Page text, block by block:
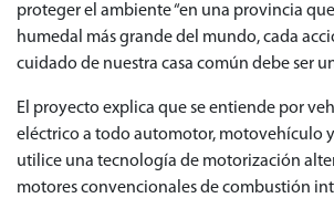
proteger el ambiente “en una provincia
humedal más grande del mundo, cada
cuidado de nuestra casa común debe ser
El proyecto explica que se entiende por
eléctrico a todo automotor, motovehículo
utilice una tecnología de motorización
motores convencionales de combustión